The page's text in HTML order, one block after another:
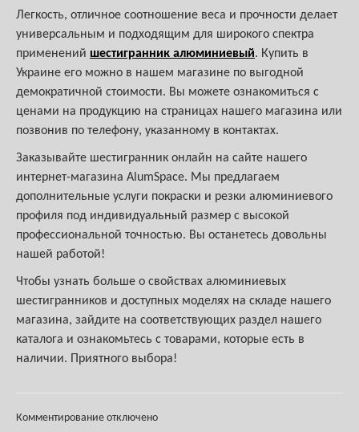
Легкость, отличное соотношение веса и прочности делает
универсальным и подходящим для широкого спектра
применений шестигранник алюминиевый. Купить в
Украине его можно в нашем магазине по выгодной
демократичной стоимости. Вы можете ознакомиться с
ценами на продукцию на страницах нашего магазина или
позвонив по телефону, указанному в контактах.
Заказывайте шестигранник онлайн на сайте нашего
интернет-магазина AlumSpace. Мы предлагаем
дополнительные услуги покраски и резки алюминиевого
профиля под индивидуальный размер с высокой
профессиональной точностью. Вы останетесь довольны
нашей работой!
Чтобы узнать больше о свойствах алюминиевых
шестигранников и доступных моделях на складе нашего
магазина, зайдите на соответствующих раздел нашего
каталога и ознакомьтесь с товарами, которые есть в
наличии. Приятного выбора!
Комментирование отключено